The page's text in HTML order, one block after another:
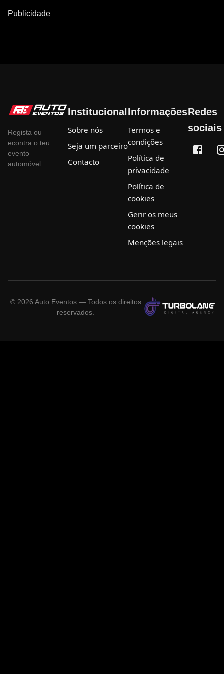
Publicidade
Regista ou
econtra o teu
evento
automóvel
Institucional
Sobre nós
Seja um parceiro
Contacto
Informações
Termos e
condições
Política de
privacidade
Política de
cookies
Gerir os meus
cookies
Menções legais
Redes
sociais
© 2026 Auto Eventos — Todos os direitos
reservados.